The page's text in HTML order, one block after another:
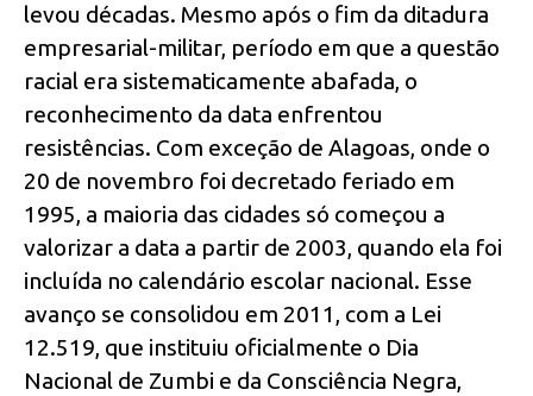
levou décadas. Mesmo após o fim da ditadura
empresarial-militar, período em que a questão
racial era sistematicamente abafada, o
reconhecimento da data enfrentou
resistências. Com exceção de Alagoas, onde o
20 de novembro foi decretado feriado em
1995, a maioria das cidades só começou a
valorizar a data a partir de 2003, quando ela foi
incluída no calendário escolar nacional. Esse
avanço se consolidou em 2011, com a Lei
12.519, que instituiu oficialmente o Dia
Nacional de Zumbi e da Consciência Negra,